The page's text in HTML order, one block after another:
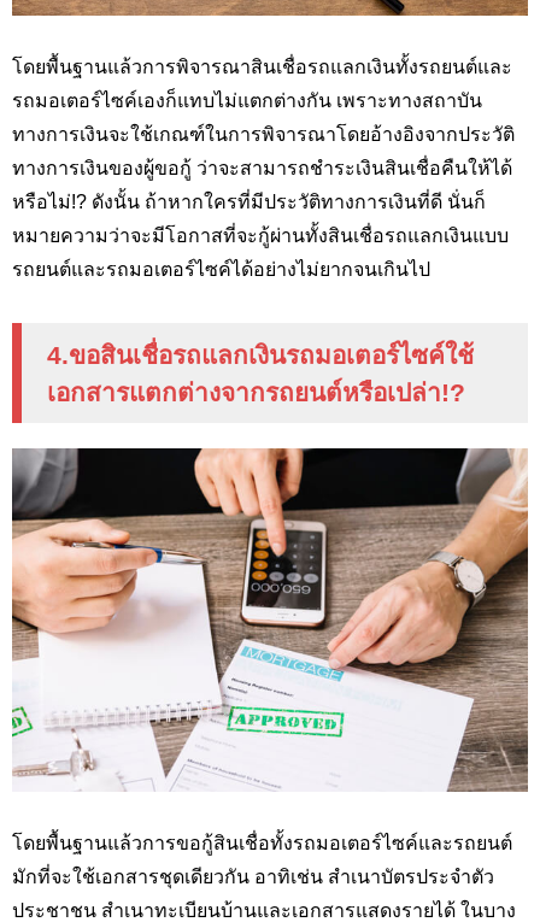
โดยพื้นฐานแล้วการพิจารณาสินเชื่อรถแลกเงินทั้งรถยนต์และ
รถมอเตอร์ไซค์เองก็แทบไม่แตกต่างกัน เพราะทางสถาบัน
ทางการเงินจะใช้เกณฑ์ในการพิจารณาโดยอ้างอิงจากประวัติ
ทางการเงินของผู้ขอกู้ ว่าจะสามารถชำระเงินสินเชื่อคืนให้ได้
หรือไม่!? ดังนั้น ถ้าหากใครที่มีประวัติทางการเงินที่ดี นั่นก็
หมายความว่าจะมีโอกาสที่จะกู้ผ่านทั้งสินเชื่อรถแลกเงินแบบ
รถยนต์และรถมอเตอร์ไซค์ได้อย่างไม่ยากจนเกินไป
4.ขอสินเชื่อรถแลกเงินรถมอเตอร์ไซค์ใช้
เอกสารแตกต่างจากรถยนต์หรือเปล่า!?
โดยพื้นฐานแล้วการขอกู้สินเชื่อทั้งรถมอเตอร์ไซค์และรถยนต์
มักที่จะใช้เอกสารชุดเดียวกัน อาทิเช่น สำเนาบัตรประจำตัว
ประชาชน สำเนาทะเบียนบ้านและเอกสารแสดงรายได้ ในบาง